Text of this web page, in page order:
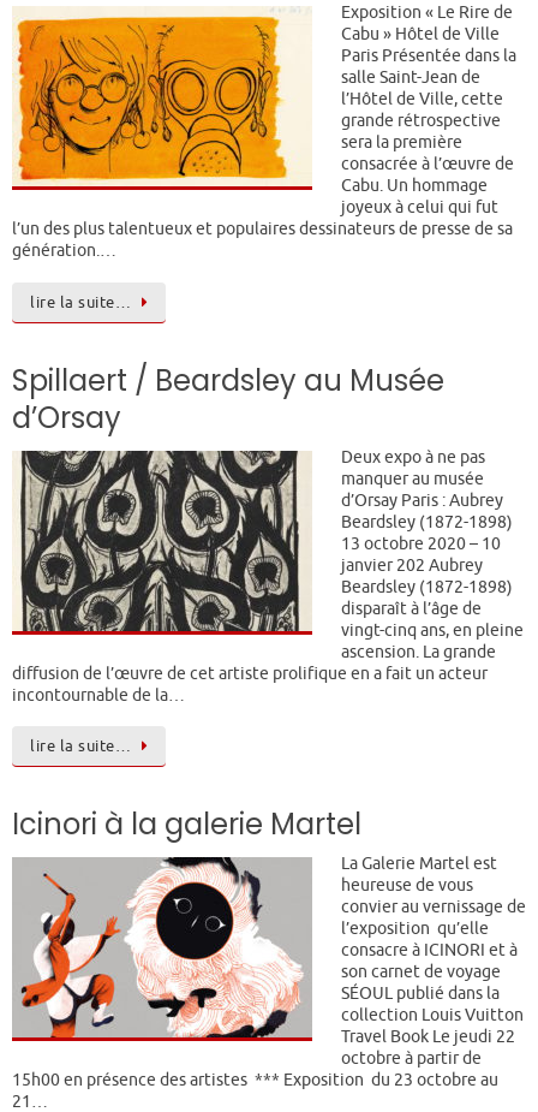
Exposition « Le Rire de
Cabu » Hôtel de Ville
Paris Présentée dans la
salle Saint-Jean de
l’Hôtel de Ville, cette
grande rétrospective
sera la première
consacrée à l’œuvre de
Cabu. Un hommage
joyeux à celui qui fut
l’un des plus talentueux et populaires dessinateurs de presse de sa
génération.…
lire la suite…
Spillaert / Beardsley au Musée
d’Orsay
Deux expo à ne pas
manquer au musée
d’Orsay Paris : Aubrey
Beardsley (1872-1898)
13 octobre 2020 – 10
janvier 202 Aubrey
Beardsley (1872-1898)
disparaît à l’âge de
vingt-cinq ans, en pleine
ascension. La grande
diffusion de l’œuvre de cet artiste prolifique en a fait un acteur
incontournable de la…
lire la suite…
Icinori à la galerie Martel
La Galerie Martel est
heureuse de vous
convier au vernissage de
l’exposition qu’elle
consacre à ICINORI et à
son carnet de voyage
SÉOUL publié dans la
collection Louis Vuitton
Travel Book Le jeudi 22
octobre à partir de
15h00 en présence des artistes *** Exposition du 23 octobre au
21…